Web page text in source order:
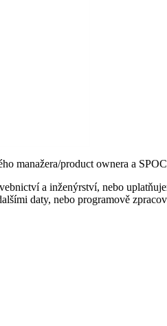
manažera/product ownera a
a inženýrství, nebo
daty, nebo programově